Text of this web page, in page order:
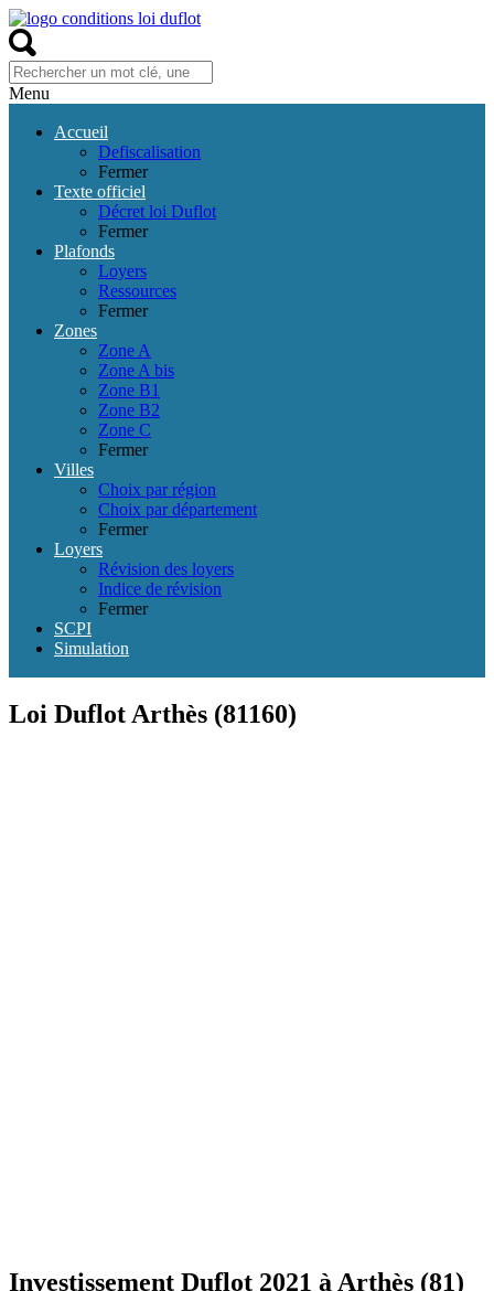
Menu
Accueil
Defiscalisation
Fermer
Texte officiel
Décret loi Duflot
Fermer
Plafonds
Loyers
Ressources
Fermer
Zones
Zone A
Zone A bis
Zone B1
Zone B2
Zone C
Fermer
Villes
Choix par région
Choix par département
Fermer
Loyers
Révision des loyers
Indice de révision
Fermer
SCPI
Simulation
Loi Duflot Arthès (81160)
Investissement Duflot 2021 à Arthès (81)